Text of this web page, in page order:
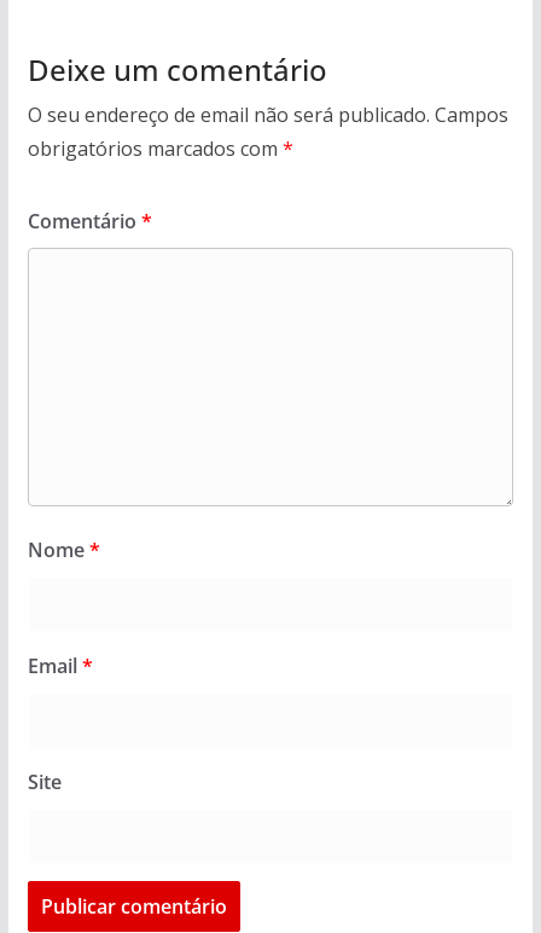
Deixe um comentário
O seu endereço de email não será publicado. Campos
obrigatórios marcados com *
Comentário *
Nome*
Email*
Site